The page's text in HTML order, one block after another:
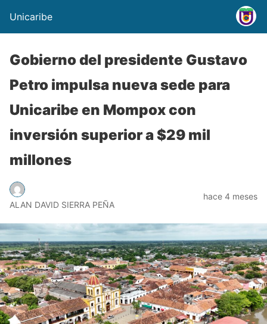
Unicaribe
Gobierno del presidente Gustavo
Petro impulsa nueva sede para
Unicaribe en Mompox con
inversión superior a $29 mil
millones
ALAN DAVID SIERRA PEÑA
hace 4 meses